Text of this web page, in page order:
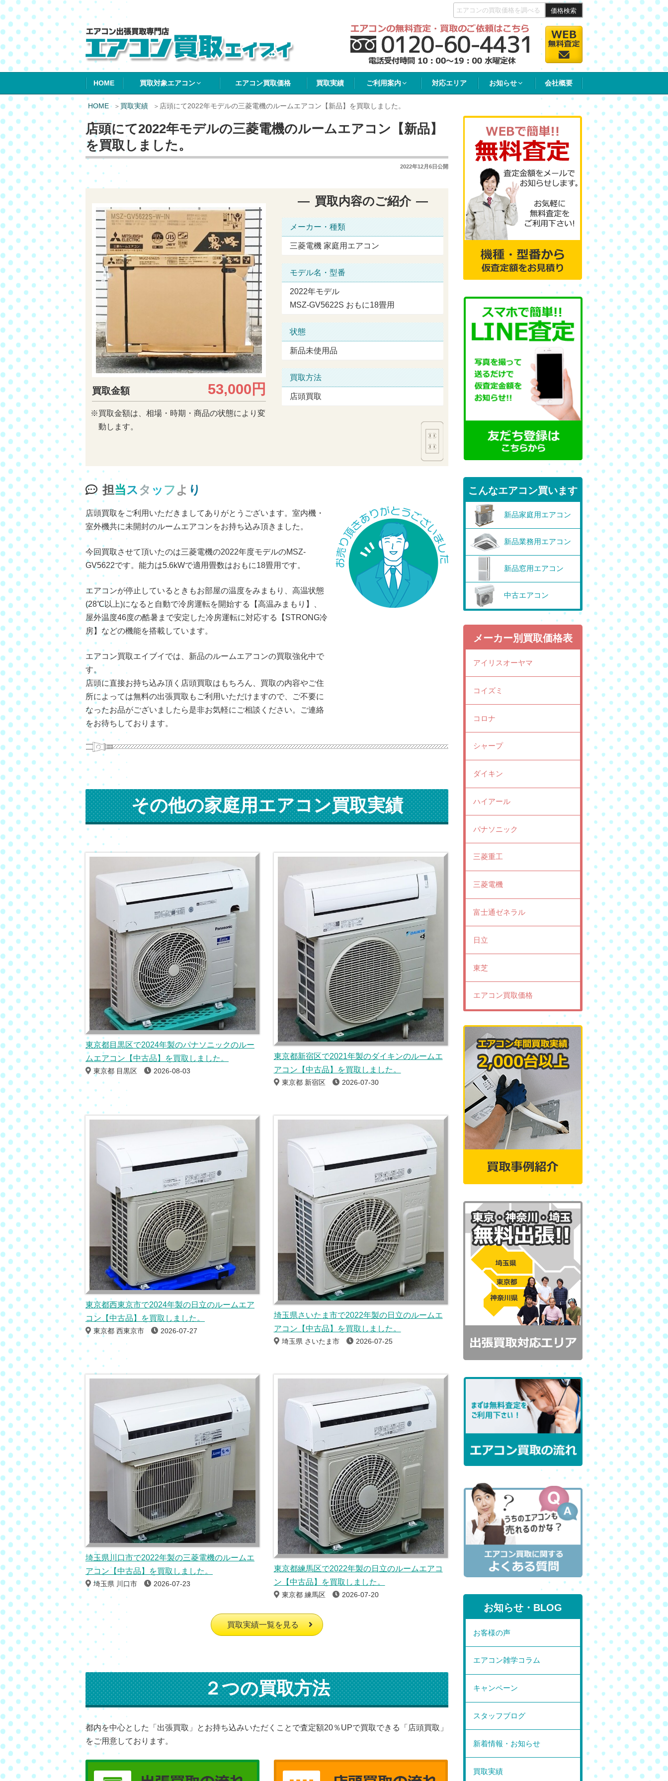
価格検索
エアコン買取エイブイ
HOME 買取対象エアコン エアコン買取価格 買取実績 ご利用案内 対応エリア お知らせ 会社概要
HOME 買取実績 店頭にて2022年モデルの三菱電機のルームエアコン【新品】を買取しました。
店頭にて2022年モデルの三菱電機のルームエアコン【新品】
を買取しました。
2022年12月6日公開
買取金額 53,000円
※買取金額は、相場・時期・商品の状態により変
動します。
買取内容のご紹介
メーカー・種類
三菱電機 家庭用エアコン
モデル名・型番
2022年モデル
MSZ-GV5622S おもに18畳用
状態
新品未使用品
買取方法
店頭買取
担当スタ ッ フ よ り
店頭買取をご利用いただきましてありがとうございます。室内機・
室外機共に未開封のルームエアコンをお持ち込み頂きました。
今回買取させて頂いたのは三菱電機の2022年度モデルのMSZ-
GV5622です。能力は5.6kWで適用畳数はおもに18畳用です。
エアコンが停止しているときもお部屋の温度をみまもり、高温状態
(28℃以上)になると自動で冷房運転を開始する【高温みまもり】、
屋外温度46度の酷暑まで安定した冷房運転に対応する【STRONG冷
房】などの機能を搭載しています。
エアコン買取エイブイでは、新品のルームエアコンの買取強化中で
す。
店頭に直接お持ち込み頂く店頭買取はもちろん、買取の内容やご住
所によっては無料の出張買取もご利用いただけますので、ご不要に
なったお品がございましたら是非お気軽にご相談ください。ご連絡
をお待ちしております。
その他の家庭用エアコン買取実績
東京都目黒区で2024年製のパナソニックのルー
ムエアコン【中古品】を買取しました。
東京都 目黒区 2026-08-03
東京都新宿区で2021年製のダイキンのルームエ
アコン【中古品】を買取しました。
東京都 新宿区 2026-07-30
東京都西東京市で2024年製の日立のルームエア
コン【中古品】を買取しました。
東京都 西東京市 2026-07-27
埼玉県さいたま市で2022年製の日立のルームエ
アコン【中古品】を買取しました。
埼玉県 さいたま市 2026-07-25
埼玉県川口市で2022年製の三菱電機のルームエ
アコン【中古品】を買取しました。
埼玉県 川口市 2026-07-23
東京都練馬区で2022年製の日立のルームエアコ
ン【中古品】を買取しました。
東京都 練馬区 2026-07-20
買取実績一覧を見る
２つの買取方法
都内を中心とした「出張買取」とお持ち込みいただくことで査定額20％UPで買取できる「店頭買取」
をご用意しております。
こんなエアコン買います
新品家庭用エアコン
新品業務用エアコン
新品窓用エアコン
中古エアコン
メーカー別買取価格表
アイリスオーヤマ
コイズミ
コロナ
シャープ
ダイキン
ハイアール
パナソニック
三菱重工
三菱電機
富士通ゼネラル
日立
東芝
エアコン買取価格
お知らせ・BLOG
お客様の声
エアコン雑学コラム
キャンペーン
スタッフブログ
新着情報・お知らせ
買取実績